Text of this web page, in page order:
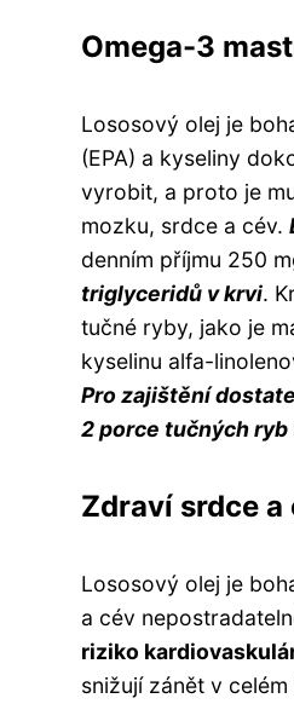
Omega-3
Lososový olej je
(EPA) a kyseliny
vyrobit, a proto je
mozku, srdce a cév.
denním příjmu 250
triglyceridů v krvi.
tučné ryby, jako je
kyselinu alfa-
Pro zajištění
2 porce tučných
Zdraví srdce a
Lososový olej je
a cév
riziko
snižují zánět v